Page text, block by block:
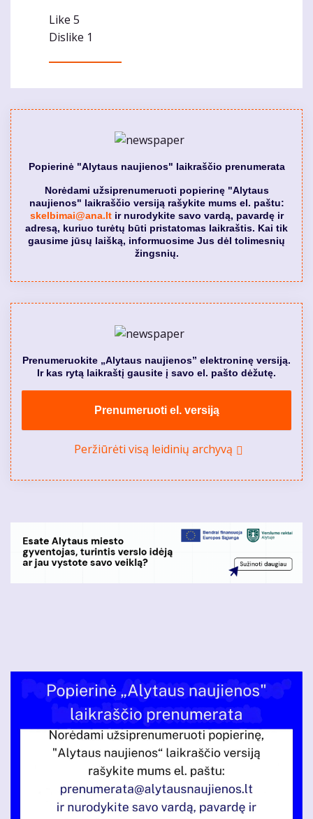
Like 5
Dislike 1
Popierinė "Alytaus naujienos" laikraščio prenumerata
Norėdami užsiprenumeruoti popierinę "Alytaus
naujienos" laikraščio versiją rašykite mums el. paštu:
skelbimai@ana.ltir nurodykite savo vardą, pavardę ir
adresą, kuriuo turėtų būti pristatomas laikraštis. Kai tik
gausime jūsų laišką, informuosime Jus dėl tolimesnių
žingsnių.
Prenumeruokite „Alytaus naujienos” elektroninę versiją.
Ir kas rytą laikraštį gausite į savo el. pašto dėžutę.
Prenumeruoti el. versiją
Peržiūrėti visą leidinių archyvą